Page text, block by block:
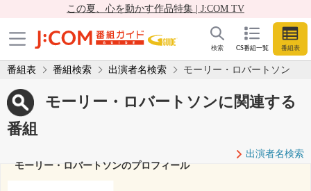
この夏、心を動かす作品特集 | J:COM TV
CS番組一覧 番組表
検索
番組表 番組検索 出演者名検索 モーリー・ロバートソン
モーリー・ロバートソンに関連する
番組
出演者名検索
モーリー・ロバートソンのプロフィール